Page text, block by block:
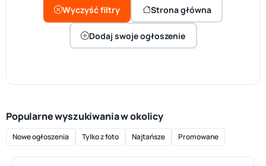
Wyczyść filtry Strona główna
Dodaj swoje ogłoszenie
Popularne wyszukiwania w okolicy
Nowe ogłoszenia Tylko z foto Najtańsze Promowane